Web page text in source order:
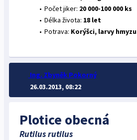
Plotice obecná
Rutilus rutilus
Počet jiker: 20 000-100 000 ks
Délka života: 18 let
Potrava: Korýšci, larvy hmyzu
Ing. Zbyněk Pokorný
26.03.2013, 08:22